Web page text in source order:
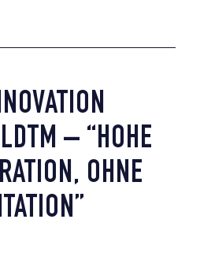
– “HOHE
OHNE